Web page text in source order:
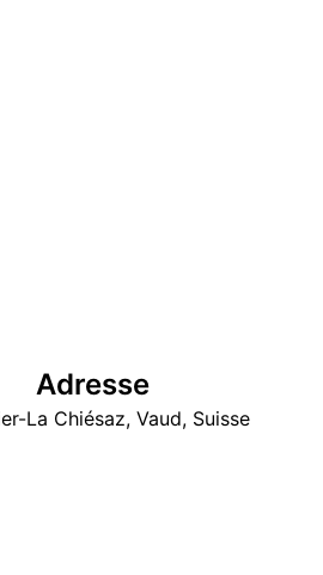
Adresse
La Chiésaz, Vaud, Suisse